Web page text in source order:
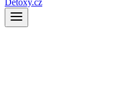
Detoxy.cz